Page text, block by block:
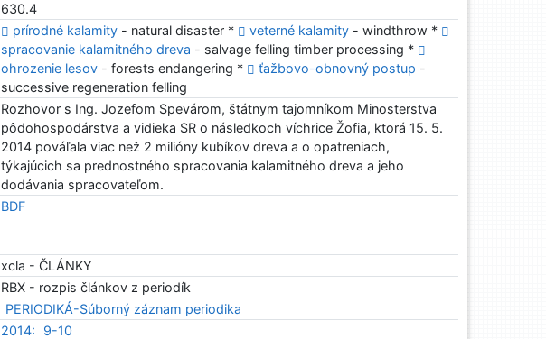
630.4
prírodné kalamity - natural disaster * veterné kalamity - windthrow *
spracovanie kalamitného dreva - salvage felling timber processing *
ohrozenie lesov - forests endangering * ťažbovo-obnovný postup -
successive regeneration felling
Rozhovor s Ing. Jozefom Spevárom, štátnym tajomníkom Minosterstva
pôdohospodárstva a vidieka SR o následkoch víchrice Žofia, ktorá 15. 5.
2014 pováľala viac než 2 milióny kubíkov dreva a o opatreniach,
týkajúcich sa prednostného spracovania kalamitného dreva a jeho
dodávania spracovateľom.
BDF
xcla - ČLÁNKY
RBX - rozpis článkov z periodík
PERIODIKÁ-Súborný záznam periodika
2014: 9-10